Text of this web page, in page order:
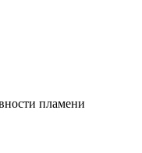
пламени